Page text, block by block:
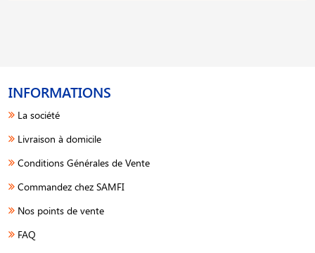
INFORMATIONS
La société
Livraison à domicile
Conditions Générales de Vente
Commandez chez SAMFI
Nos points de vente
FAQ